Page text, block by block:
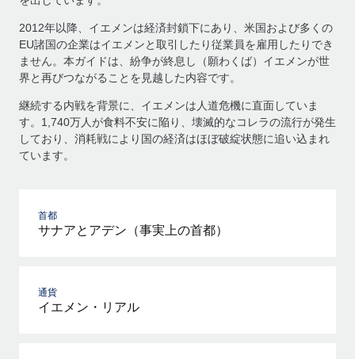
2012年以降、イエメンは経済封鎖下にあり、米国および多くの
EU諸国の企業はイエメンと取引したり従業員を雇用したりでき
ません。本ガイドは、紛争が終息し（願わくば）イエメンが世
界と再びつながることを見越した内容です。
継続する内戦を背景に、イエメンは人道危機に直面していま
す。1,740万人が食料不安に陥り、壊滅的なコレラの流行が発生
しており、消耗戦により国の経済はほぼ破綻状態に追い込まれ
ています。
首都
サナアとアデン（事実上の首都）
通貨
イエメン・リアル